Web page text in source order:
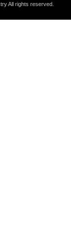
All rights reserved.